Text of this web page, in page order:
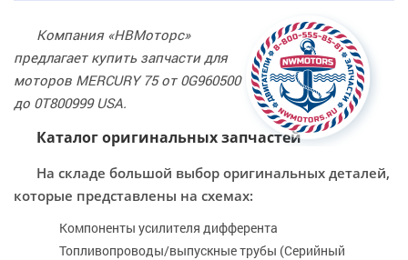
Компания «НВМоторс»
предлагает купить запчасти для
моторов MERCURY 75 от 0G960500
до 0T800999 USA.
Каталог оригинальных запчастей
На складе большой выбор оригинальных деталей,
которые представлены на схемах:
Компоненты усилителя дифферента
Топливопроводы/выпускные трубы (Серийный